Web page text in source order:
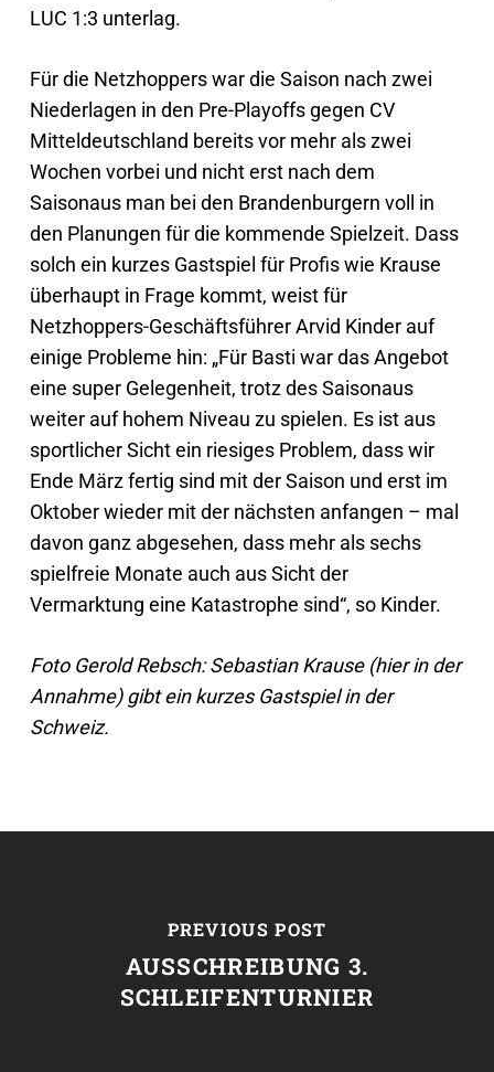
LUC 1:3 unterlag.
Für die Netzhoppers war die Saison nach zwei
Niederlagen in den Pre-Playoffs gegen CV
Mitteldeutschland bereits vor mehr als zwei
Wochen vorbei und nicht erst nach dem
Saisonaus man bei den Brandenburgern voll in
den Planungen für die kommende Spielzeit. Dass
solch ein kurzes Gastspiel für Profis wie Krause
überhaupt in Frage kommt, weist für
Netzhoppers-Geschäftsführer Arvid Kinder auf
einige Probleme hin: „Für Basti war das Angebot
eine super Gelegenheit, trotz des Saisonaus
weiter auf hohem Niveau zu spielen. Es ist aus
sportlicher Sicht ein riesiges Problem, dass wir
Ende März fertig sind mit der Saison und erst im
Oktober wieder mit der nächsten anfangen – mal
davon ganz abgesehen, dass mehr als sechs
spielfreie Monate auch aus Sicht der
Vermarktung eine Katastrophe sind“, so Kinder.
Foto Gerold Rebsch: Sebastian Krause (hier in der
Annahme) gibt ein kurzes Gastspiel in der
Schweiz.
PREVIOUS POST
AUSSCHREIBUNG 3.
SCHLEIFENTURNIER